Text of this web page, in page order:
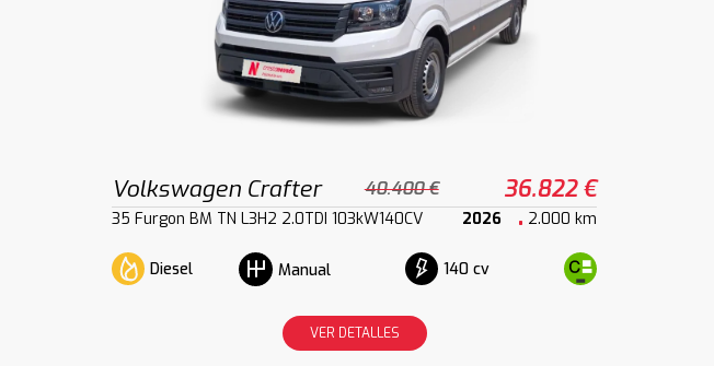
Volkswagen Crafter 40.400 € 36.822 €
35 Furgon BM TN L3H2 2.0TDI 103kW140CV 2026 2.000 km
Diesel Manual 140 cv
VER DETALLES